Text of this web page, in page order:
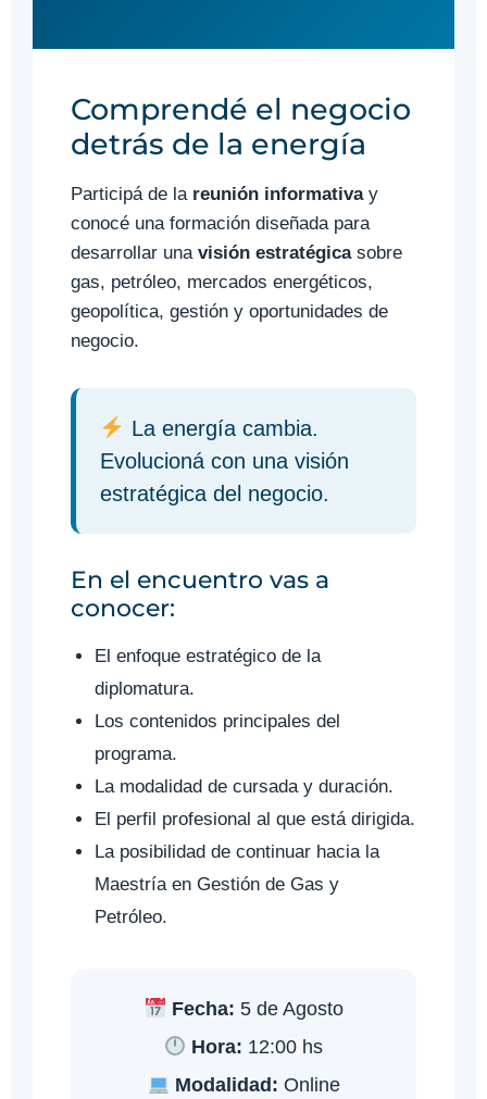
Comprendé el negocio
detrás de la energía
Participá de la reunión informativay
conocé una formación diseñada para
desarrollar una visión estratégicasobre
gas, petróleo, mercados energéticos,
geopolítica, gestión y oportunidades de
negocio.
La energía cambia.
Evolucioná con una visión
estratégica del negocio.
En el encuentro vas a
conocer:
El enfoque estratégico de la
diplomatura.
Los contenidos principales del
programa.
La modalidad de cursada y duración.
El perfil profesional al que está dirigida.
La posibilidad de continuar hacia la
Maestría en Gestión de Gas y
Petróleo.
Fecha: 5 de Agosto
Hora: 12:00 hs
Modalidad: Online